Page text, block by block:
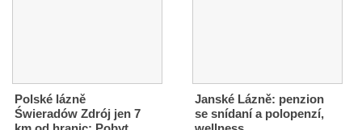
Polské lázně
Świeradów Zdrój jen 7
Janské Lázně: penzion
se snídaní a polopenzí,